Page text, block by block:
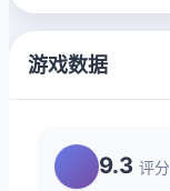
游戏数据
9.3 评分